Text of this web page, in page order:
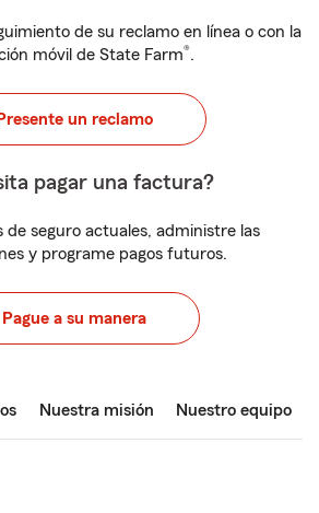
de su reclamo en línea o con la
móvil de State Farm®.
Presente un reclamo
pagar una factura?
de seguro actuales, administre las
y programe pagos futuros.
Pague a su manera
Nuestra misión Nuestro equipo